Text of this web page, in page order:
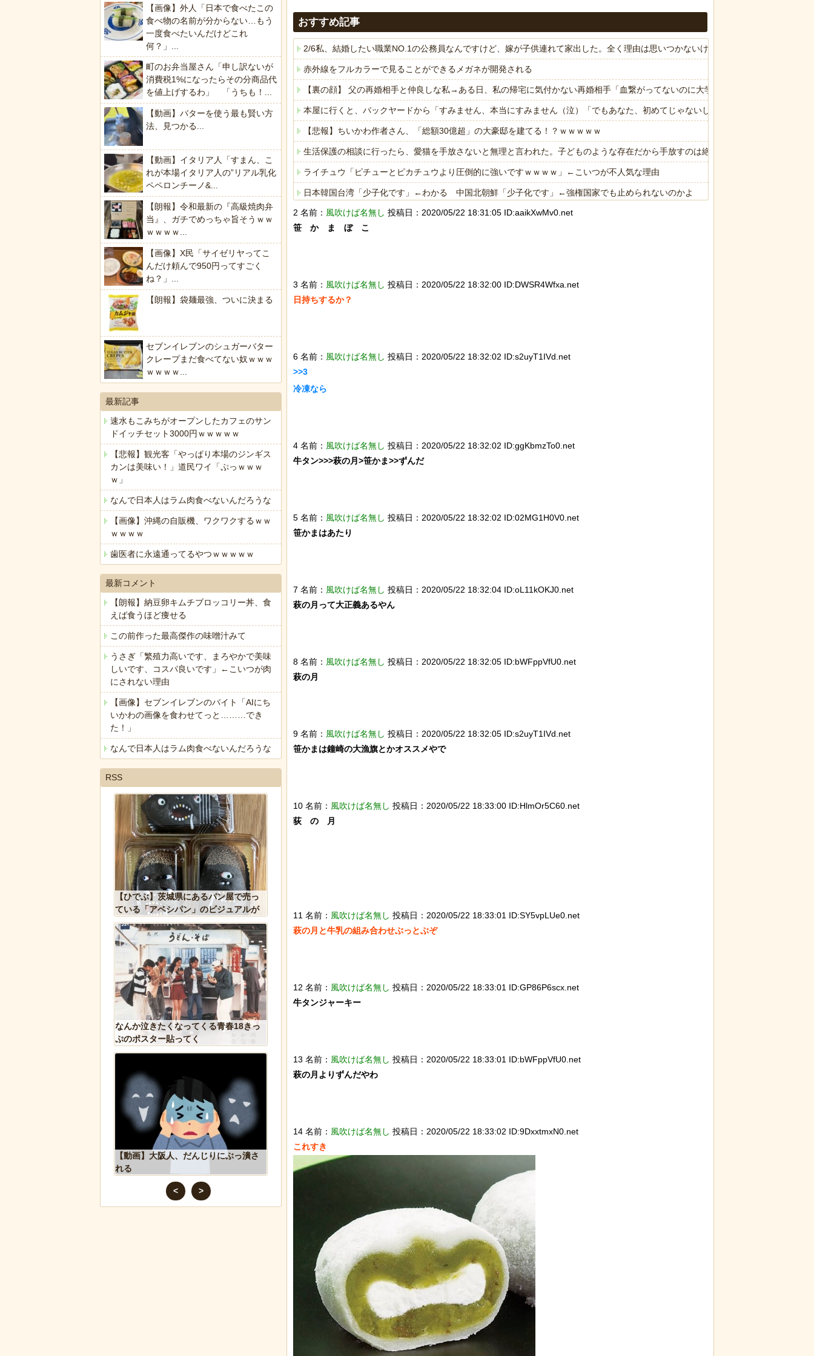
おすすめ記事
2/6私、結婚したい職業NO.1の公務員なんですけど、嫁が子供連れて家出した。全く理由は思いつかないけど強いてあげるとすれば
赤外線をフルカラーで見ることができるメガネが開発される
【裏の顔】 父の再婚相手と仲良しな私→ある日、私の帰宅に気付かない再婚相手「血繋がってないのに大学費用出さなきゃいけな
本屋に行くと、バックヤードから「すみません、本当にすみません（泣）「でもあなた、初めてじゃないしね、うちだけじゃどうし
【悲報】ちいかわ作者さん、「総額30億超」の大豪邸を建てる！？ｗｗｗｗｗ
生活保護の相談に行ったら、愛猫を手放さないと無理と言われた。子どものような存在だから手放すのは絶対に考えられない・・・
ライチュウ「ピチューとピカチュウより圧倒的に強いですｗｗｗｗ」←こいつが不人気な理由
日本韓国台湾「少子化です」←わかる 中国北朝鮮「少子化です」←強権国家でも止められないのかよ
海外「日本は戦勝国なんだよ」 戦後の日本人の特別な生き様に各国から称賛の声
ヒーローのサバイバルアクション Siege Survivors
Powered by livedoor 相互RSS
2 名前： 風吹けば名無し 投稿日：2020/05/22 18:31:05 ID:aaikXwMv0.net
笹　か　ま　ぼ　こ
3 名前： 風吹けば名無し 投稿日：2020/05/22 18:32:00 ID:DWSR4Wfxa.net
日持ちするか？
6 名前： 風吹けば名無し 投稿日：2020/05/22 18:32:02 ID:s2uyT1IVd.net
>>3
冷凍なら
4 名前： 風吹けば名無し 投稿日：2020/05/22 18:32:02 ID:ggKbmzTo0.net
牛タン>>>萩の月>笹かま>>ずんだ
5 名前： 風吹けば名無し 投稿日：2020/05/22 18:32:02 ID:02MG1H0V0.net
笹かまはあたり
7 名前： 風吹けば名無し 投稿日：2020/05/22 18:32:04 ID:oL11kOKJ0.net
萩の月って大正義あるやん
8 名前： 風吹けば名無し 投稿日：2020/05/22 18:32:05 ID:bWFppVfU0.net
萩の月
9 名前： 風吹けば名無し 投稿日：2020/05/22 18:32:05 ID:s2uyT1IVd.net
笹かまは鐘崎の大漁旗とかオススメやで
10 名前： 風吹けば名無し 投稿日：2020/05/22 18:33:00 ID:HlmOr5C60.net
荻　の　月
11 名前： 風吹けば名無し 投稿日：2020/05/22 18:33:01 ID:SY5vpLUe0.net
萩の月と牛乳の組み合わせぶっとぶぞ
12 名前： 風吹けば名無し 投稿日：2020/05/22 18:33:01 ID:GP86P6scx.net
牛タンジャーキー
13 名前： 風吹けば名無し 投稿日：2020/05/22 18:33:01 ID:bWFppVfU0.net
萩の月よりずんだやわ
14 名前： 風吹けば名無し 投稿日：2020/05/22 18:33:02 ID:9DxxtmxN0.net
【画像】外人「日本で食べたこの
食べ物の名前が分からない…もう
一度食べたいんだけどこれ
何？」...
町のお弁当屋さん「申し訳ないが
消費税1%になったらその分商品代
を値上げするわ」 「うちも！...
【動画】バターを使う最も賢い方
法、見つかる...
【動画】イタリア人「すまん、こ
れが本場イタリア人の”リアル乳化
ペペロンチーノ&...
【朗報】令和最新の『高級焼肉弁
当』、ガチでめっちゃ旨そうｗｗ
ｗｗｗｗ...
【画像】X民「サイゼリヤってこ
んだけ頼んで950円ってすごく
ね？」...
【朗報】袋麺最強、ついに決まる
セブンイレブンのシュガーバター
クレープまだ食べてない奴ｗｗｗ
ｗｗｗｗ...
最新記事
速水もこみちがオープンしたカフェのサン
ドイッチセット3000円ｗｗｗｗｗ
【悲報】観光客「やっぱり本場のジンギス
カンは美味い！」道民ワイ「ぷっｗｗｗ
ｗ」
なんで日本人はラム肉食べないんだろうな
【画像】沖縄の自販機、ワクワクするｗｗ
ｗｗｗｗ
歯医者に永遠通ってるやつｗｗｗｗｗ
最新コメント
【朗報】納豆卵キムチブロッコリー丼、食
えば食うほど痩せる
この前作った最高傑作の味噌汁みて
うさぎ「繁殖力高いです、まろやかで美味
しいです、コスパ良いです」←こいつが肉
にされない理由
【画像】セブンイレブンのバイト「AIにち
いかわの画像を食わせてっと………でき
た！」
なんで日本人はラム肉食べないんだろうな
RSS
【ひでぶ】茨城県にあるパン屋で売っ
ている「アベシパン」のビジュアルが
悪夢すぎるｗｗｗｗｗ
なんか泣きたくなってくる青春18きっ
ぷのポスター貼ってく
【動画】大阪人、だんじりにぶっ潰さ
れる
ドローン爆弾を投げ返して助かる！！
後ろ片足を失った象、保護区で義足を
作ってもらい歩けるように！
< >